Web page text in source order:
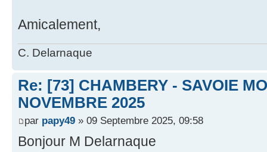
Amicalement,
C. Delarnaque
Re: [73] CHAMBERY - SAVOIE
NOVEMBRE 2025
par papy49 » 09 Septembre 2025, 09:58
Bonjour M Delarnaque